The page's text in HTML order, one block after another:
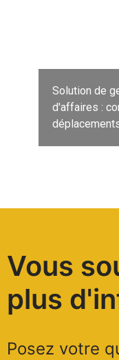
Solution de
d'affaires :
Vous
plus
Posez votre